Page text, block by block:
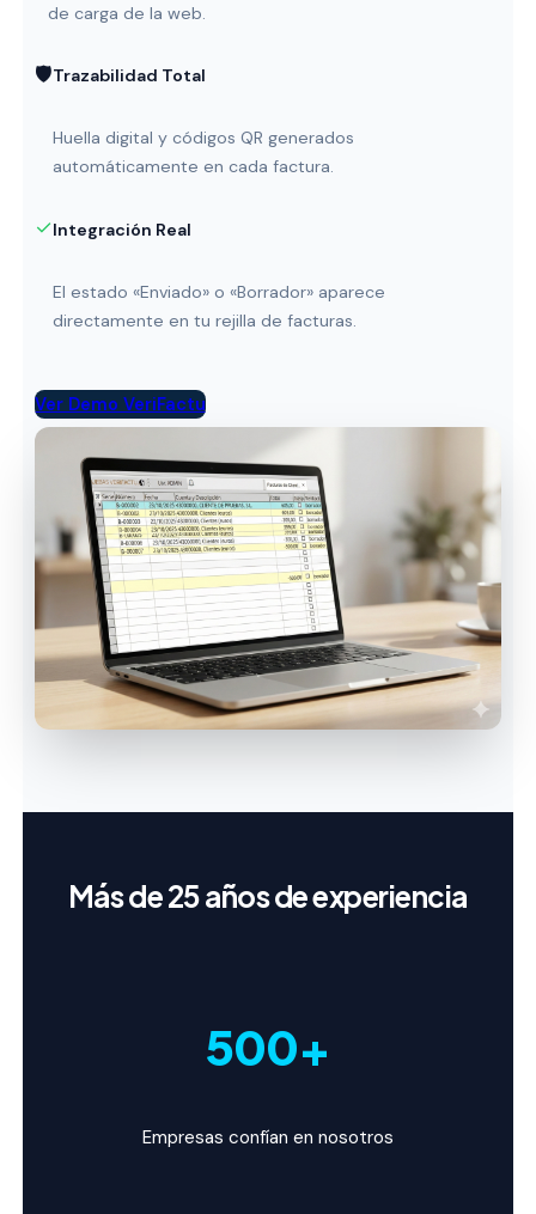
de carga de la web.
🛡️Trazabilidad Total
Huella digital y códigos QR generados
automáticamente en cada factura.
✓Integración Real
El estado «Enviado» o «Borrador» aparece
directamente en tu rejilla de facturas.
Ver Demo VeriFactu
Más de 25 años de experiencia
500+
Empresas confían en nosotros